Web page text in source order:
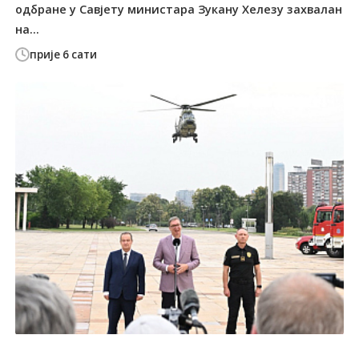
прије 6 сати
одбране у Савјету министара Зукану Хелезу захвалан
на...